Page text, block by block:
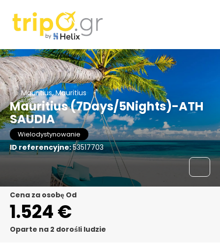
Mauritius, Mauritius
Mauritius (7Days/5Nights)-ATH
SAUDIA
Wielodystynowanie
ID referencyjne:53517703
Cena za osobę Od
1.524 €
Oparte na 2 dorośli ludzie